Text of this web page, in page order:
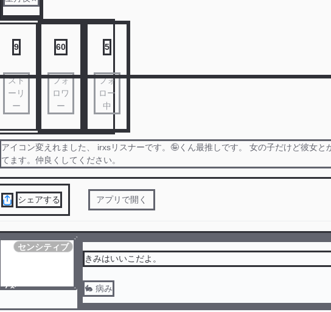
9
スト
ーリ
ー
60
フォ
ロワ
ー
5
フォ
ロー
中
アイコン変えれました、 irxsリスナーです。🤪くん最推しです。 女の子だけど彼女と
てます。仲良くしてください。
シェアする アプリで開く
ノベ
センシティブ
きみはいいこだよ。
🐇 病み